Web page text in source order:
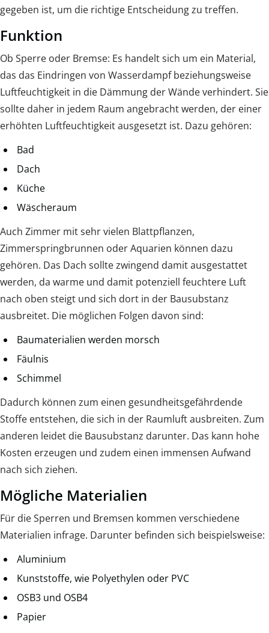
gegeben ist, um die richtige Entscheidung zu treffen.
Funktion
Ob Sperre oder Bremse: Es handelt sich um ein Material,
das das Eindringen von Wasserdampf beziehungsweise
Luftfeuchtigkeit in die Dämmung der Wände verhindert. Sie
sollte daher in jedem Raum angebracht werden, der einer
erhöhten Luftfeuchtigkeit ausgesetzt ist. Dazu gehören:
Bad
Dach
Küche
Wäscheraum
Auch Zimmer mit sehr vielen Blattpflanzen,
Zimmerspringbrunnen oder Aquarien können dazu
gehören. Das Dach sollte zwingend damit ausgestattet
werden, da warme und damit potenziell feuchtere Luft
nach oben steigt und sich dort in der Bausubstanz
ausbreitet. Die möglichen Folgen davon sind:
Baumaterialien werden morsch
Fäulnis
Schimmel
Dadurch können zum einen gesundheitsgefährdende
Stoffe entstehen, die sich in der Raumluft ausbreiten. Zum
anderen leidet die Bausubstanz darunter. Das kann hohe
Kosten erzeugen und zudem einen immensen Aufwand
nach sich ziehen.
Mögliche Materialien
Für die Sperren und Bremsen kommen verschiedene
Materialien infrage. Darunter befinden sich beispielsweise:
Aluminium
Kunststoffe, wie Polyethylen oder PVC
OSB3 und OSB4
Papier